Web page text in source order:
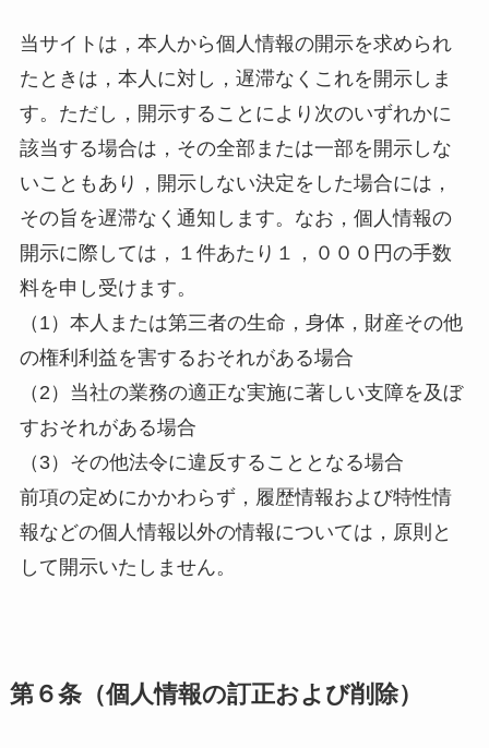
当サイトは，本人から個人情報の開示を求められ
たときは，本人に対し，遅滞なくこれを開示しま
す。ただし，開示することにより次のいずれかに
該当する場合は，その全部または一部を開示しな
いこともあり，開示しない決定をした場合には，
その旨を遅滞なく通知します。なお，個人情報の
開示に際しては，１件あたり１，０００円の手数
料を申し受けます。
（1）本人または第三者の生命，身体，財産その他
の権利利益を害するおそれがある場合
（2）当社の業務の適正な実施に著しい支障を及ぼ
すおそれがある場合
（3）その他法令に違反することとなる場合
前項の定めにかかわらず，履歴情報および特性情
報などの個人情報以外の情報については，原則と
して開示いたしません。
第６条（個人情報の訂正および削除）